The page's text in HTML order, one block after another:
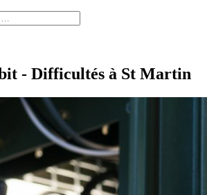
- Difficultés à St Martin